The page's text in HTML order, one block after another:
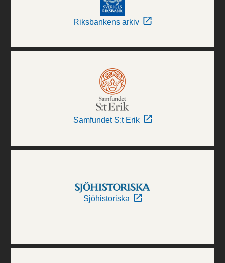
Riksbankens arkiv
Samfundet S:t Erik
Sjöhistoriska